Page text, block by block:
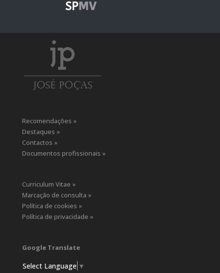
Recomendações »
Destaques »
Contactos »
Documentos profissionais »
Curriculum Vitae »
Marcação de consulta »
Política de cookies »
Política de privacidade »
Google Translate
Select Language ▼